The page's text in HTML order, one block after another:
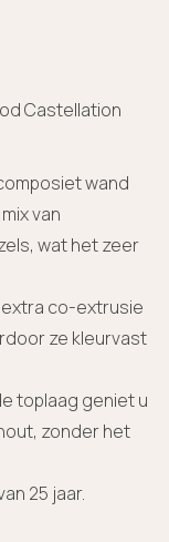
Castellation
wand
van
wat het zeer
extra co-extrusie
ze kleurvast
toplaag geniet u
zonder het
25 jaar.